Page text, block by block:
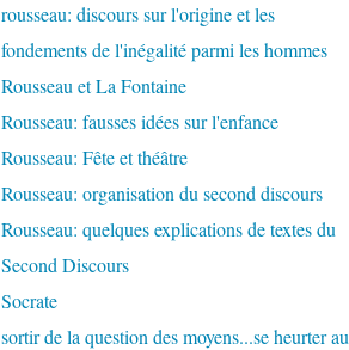
rousseau: discours sur l'origine et les
fondements de l'inégalité parmi les hommes
Rousseau et La Fontaine
Rousseau: fausses idées sur l'enfance
Rousseau: Fête et théâtre
Rousseau: organisation du second discours
Rousseau: quelques explications de textes du
Second Discours
Socrate
sortir de la question des moyens...se heurter au